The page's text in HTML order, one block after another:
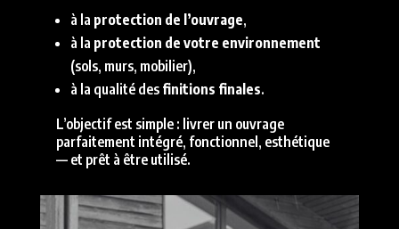
à la protection de l’ouvrage,
à la protection de votre environnement
(sols, murs, mobilier),
à la qualité des finitions finales.
L’objectif est simple : livrer un ouvrage
parfaitement intégré, fonctionnel, esthétique
— et prêt à être utilisé.